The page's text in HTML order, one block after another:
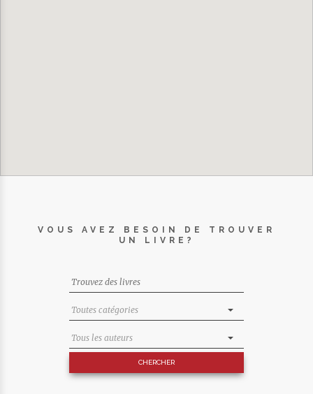
VOUS AVEZ BESOIN DE TROUVER
UN LIVRE?